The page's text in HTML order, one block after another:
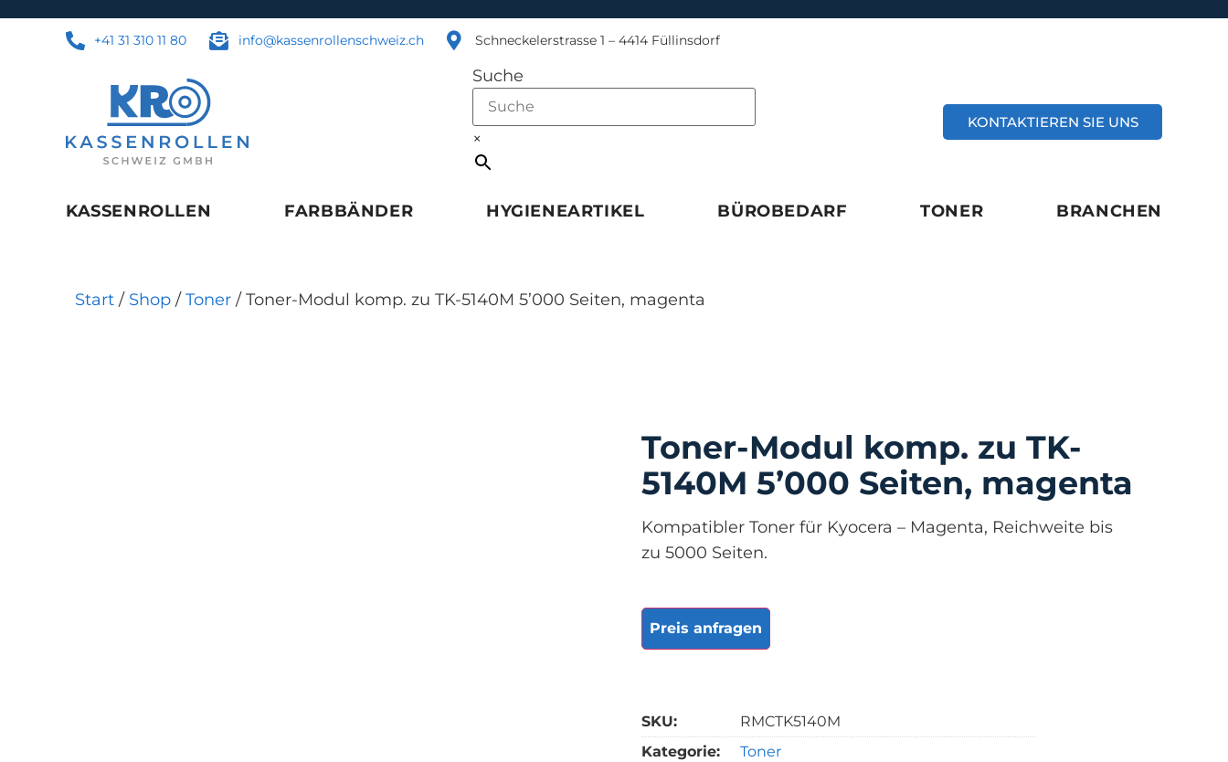
+41 31 310 11 80 info@kassenrollenschweiz.ch Schneckelerstrasse 1 – 4414 Füllinsdorf
Suche
×
KONTAKTIEREN SIE UNS
KASSENROLLEN FARBBÄNDER HYGIENEARTIKEL BÜROBEDARF TONER BRANCHEN
Start / Shop / Toner / Toner-Modul komp. zu TK-5140M 5’000 Seiten, magenta
Toner-Modul komp. zu TK-
5140M 5’000 Seiten, magenta
Kompatibler Toner für Kyocera – Magenta, Reichweite bis
zu 5000 Seiten.
Preis anfragen
SKU:
RMCTK5140M
Kategorie:
Toner